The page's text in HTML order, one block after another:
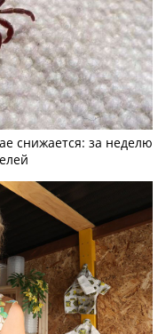
снижается: за неделю